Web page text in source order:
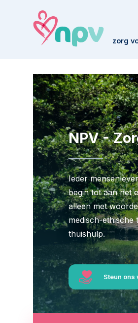
zorg
NPV -
Ieder
begin tot aan het
alleen met
medisch-ethische
thuishulp.
Steun ons